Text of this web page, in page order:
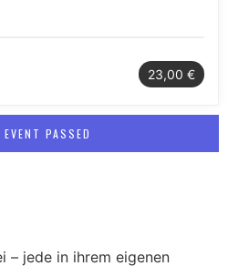
23,00 €
PASSED
– jede in ihrem eigenen